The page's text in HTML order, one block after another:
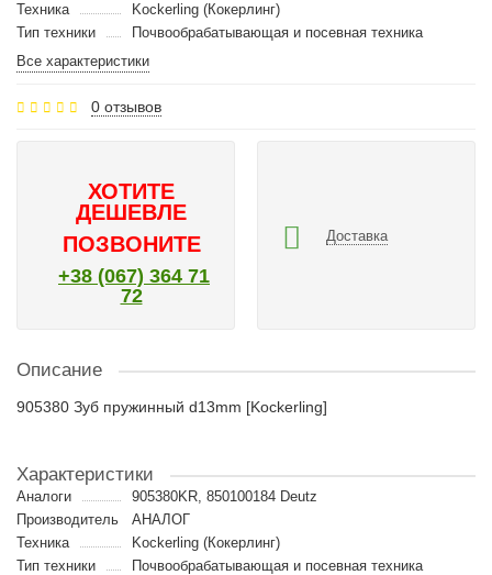
Техника
Kockerling (Кокерлинг)
Тип техники
Почвообрабатывающая и посевная техника
Все характеристики
0 отзывов
ХОТИТЕ
ДЕШЕВЛЕ
ПОЗВОНИТЕ
+38 (067) 364 71
72
Доставка
Описание
905380 Зуб пружинный d13mm [Kockerling]
Характеристики
Аналоги
905380KR, 850100184 Deutz
Производитель
АНАЛОГ
Техника
Kockerling (Кокерлинг)
Тип техники
Почвообрабатывающая и посевная техника